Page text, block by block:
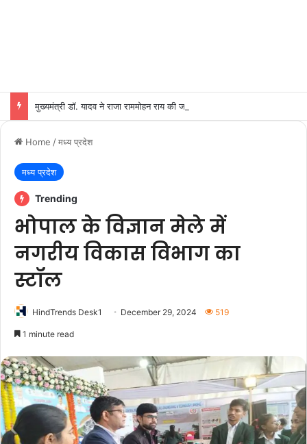
मुख्यमंत्री डॉ. यादव ने राजा राममोहन राय की जयंती पर किया नमन
Home /मध्य प्रदेश
मध्य प्रदेश
Trending
भोपाल के विज्ञान मेले में
नगरीय विकास विभाग का
स्टॉल
HindTrends Desk1 December 29, 2024 519
1 minute read